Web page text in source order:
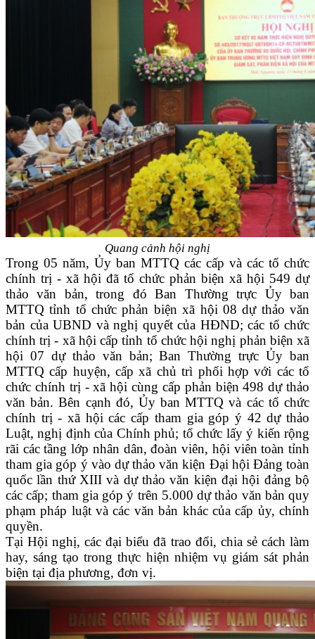
Quang cảnh hội nghị
Trong 05 năm, Ủy ban MTTQ các cấp và các tổ chức
chính trị - xã hội đã tổ chức phản biện xã hội 549 dự
thảo văn bản, trong đó Ban Thường trực Ủy ban
MTTQ tỉnh tổ chức phản biện xã hội 08 dự thảo văn
bản của UBND và nghị quyết của HĐND; các tổ chức
chính trị - xã hội cấp tỉnh tổ chức hội nghị phản biện xã
hội 07 dự thảo văn bản; Ban Thường trực Ủy ban
MTTQ cấp huyện, cấp xã chủ trì phối hợp với các tổ
chức chính trị - xã hội cùng cấp phản biện 498 dự thảo
văn bản. Bên cạnh đó, Ủy ban MTTQ và các tổ chức
chính trị - xã hội các cấp tham gia góp ý 42 dự thảo
Luật, nghị định của Chính phủ; tổ chức lấy ý kiến rộng
rãi các tầng lớp nhân dân, đoàn viên, hội viên toàn tỉnh
tham gia góp ý vào dự thảo văn kiện Đại hội Đảng toàn
quốc lần thứ XIII và dự thảo văn kiện đại hội đảng bộ
các cấp; tham gia góp ý trên 5.000 dự thảo văn bản quy
phạm pháp luật và các văn bản khác của cấp ủy, chính
quyền.
Tại Hội nghị, các đại biểu đã trao đổi, chia sẻ cách làm
hay, sáng tạo trong thực hiện nhiệm vụ giám sát phản
biện tại địa phương, đơn vị.